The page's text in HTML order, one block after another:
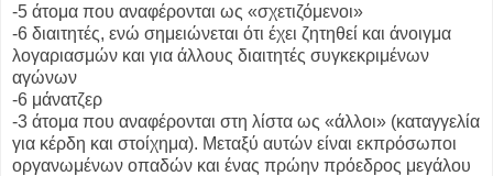
-5 άτομα που αναφέρονται ως «σχετιζόμενοι»
-6 διαιτητές, ενώ σημειώνεται ότι έχει ζητηθεί και άνοιγμα
λογαριασμών και για άλλους διαιτητές συγκεκριμένων
αγώνων
-6 μάνατζερ
-3 άτομα που αναφέρονται στη λίστα ως «άλλοι» (καταγγελία
για κέρδη και στοίχημα). Μεταξύ αυτών είναι εκπρόσωποι
οργανωμένων οπαδών και ένας πρώην πρόεδρος μεγάλου